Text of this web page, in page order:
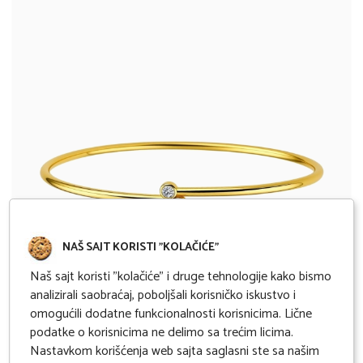
Narukvica sa brilijantima
NAŠ SAJT KORISTI "KOLAČIĆE"
Naš sajt koristi "kolačiće" i druge tehnologije kako bismo
analizirali saobraćaj, poboljšali korisničko iskustvo i
omogućili dodatne funkcionalnosti korisnicima. Lične
podatke o korisnicima ne delimo sa trećim licima.
Nastavkom korišćenja web sajta saglasni ste sa našim